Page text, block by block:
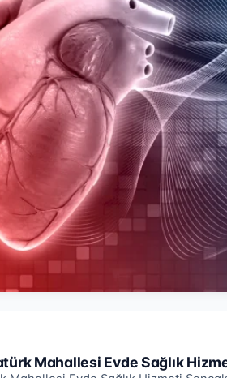
Mahallesi Evde Sağlık